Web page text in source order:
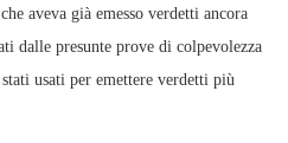
aveva già emesso verdetti ancora
dalle presunte prove di colpevolezza
usati per emettere verdetti più